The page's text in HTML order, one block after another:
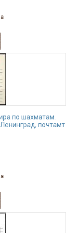
по шахматам.
почтамт